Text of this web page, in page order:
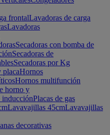
frontalLavadoras de carga
Lavadoras
Secadoras con bomba de
Secadoras de
Secadoras por Kg
placaHornos
Hornos multifunción
horno y
inducciónPlacas de gas
Lavavajillas 45cmLavavajillas
decorativas